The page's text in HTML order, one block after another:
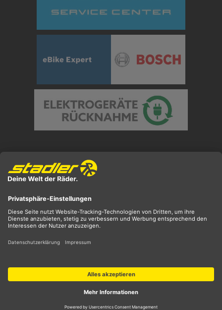
** ehemaliger UVP
*** Preis entspricht unserem Markteinführungspreis
der aktuellen Saison